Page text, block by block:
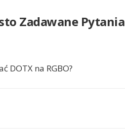
Zadawane Pytania
DOTX na RGBO?